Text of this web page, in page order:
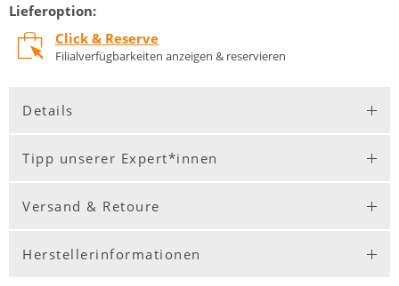
Lieferoption:
Click & Reserve
Filialverfügbarkeiten anzeigen & reservieren
Details
Tipp unserer Expert*innen
Versand & Retoure
Herstellerinformationen